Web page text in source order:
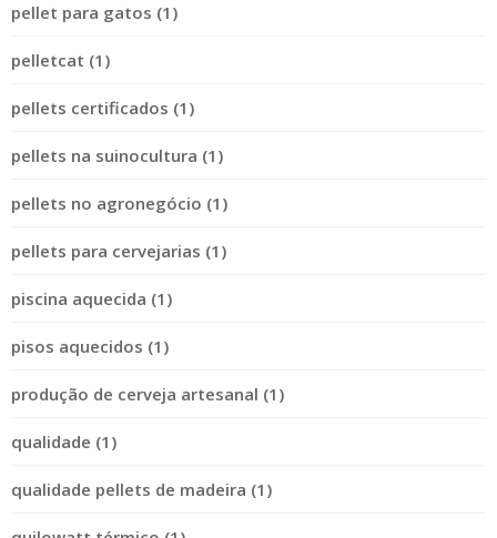
pellet para gatos (1)
pelletcat (1)
pellets certificados (1)
pellets na suinocultura (1)
pellets no agronegócio (1)
pellets para cervejarias (1)
piscina aquecida (1)
pisos aquecidos (1)
produção de cerveja artesanal (1)
qualidade (1)
qualidade pellets de madeira (1)